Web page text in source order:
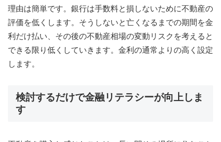
理由は簡単です。銀行は手数料と損しないために不動産の
評価を低くします。そうしないと亡くなるまでの期間を金
利だけ払い、その後の不動産相場の変動リスクを考えると
できる限り低くしていきます。金利の通常よりの高く設定
します。
検討するだけで金融リテラシーが向上しま
す